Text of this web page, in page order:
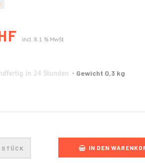
incl. 8.1 % MwSt
in 24 Stunden Gewicht 0,3 kg
STÜCK IN DEN